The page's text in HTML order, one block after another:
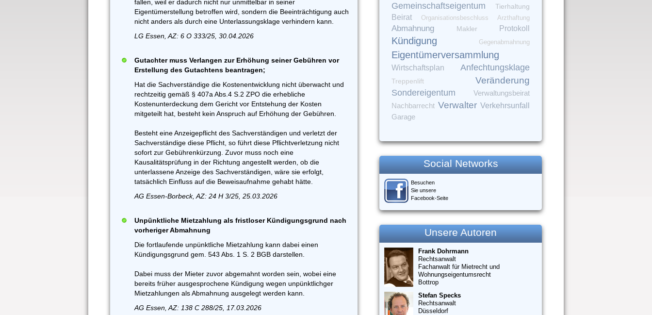
fallen, weil er dadurch nicht nur unmittelbar in seiner
Eigentümerstellung betroffen wird, sondern die Beeinträchtigung auch
nicht anders als durch eine Unterlassungsklage verhindern kann.
LG Essen, AZ: 6 O 333/25, 30.04.2026
Gutachter muss Verlangen zur Erhöhung seiner Gebühren vor
Erstellung des Gutachtens beantragen;
Hat die Sachverständige die Kostenentwicklung nicht überwacht und
rechtzeitig gemäß § 407a Abs.4 S.2 ZPO die erhebliche
Kostenunterdeckung dem Gericht vor Entstehung der Kosten
mitgeteilt hat, besteht kein Anspruch auf Erhöhung der Gebühren.
Besteht eine Anzeigepflicht des Sachverständigen und verletzt der
Sachverständige diese Pflicht, so führt diese Pflichtverletzung nicht
sofort zur Gebührenkürzung. Zuvor muss noch eine
Kausalitätsprüfung in der Richtung angestellt werden, ob die
unterlassene Anzeige des Sachverständigen, wäre sie erfolgt,
tatsächlich Einfluss auf die Beweisaufnahme gehabt hätte.
AG Essen-Borbeck, AZ: 24 H 3/25, 25.03.2026
Unpünktliche Mietzahlung als fristloser Kündigungsgrund nach
vorheriger Abmahnung
Die fortlaufende unpünktliche Mietzahlung kann dabei einen
Kündigungsgrund gem. 543 Abs. 1 S. 2 BGB darstellen.
Dabei muss der Mieter zuvor abgemahnt worden sein, wobei eine
bereits früher ausgesprochene Kündigung wegen unpünktlichger
Mietzahlungen als Abmahnung ausgelegt werden kann.
AG Essen, AZ: 138 C 288/25, 17.03.2026
Gemeinschaftseigentum Tierhaltung
Beirat Organisationsbeschluss Arzthaftung
Abmahnung Makler Protokoll
Kündigung Gegenabmahnung
Eigentümerversammlung
Wirtschaftsplan Anfechtungsklage
Treppenlift Veränderung
Sondereigentum Verwaltungsbeirat
Nachbarrecht Verwalter Verkehrsunfall
Garage
Social Networks
Besuchen
Sie unsere
Facebook-Seite
Unsere Autoren
Frank Dohrmann
Rechtsanwalt
Fachanwalt für Mietrecht und
Wohnungseigentumsrecht
Bottrop
Stefan Specks
Rechtsanwalt
Düsseldorf